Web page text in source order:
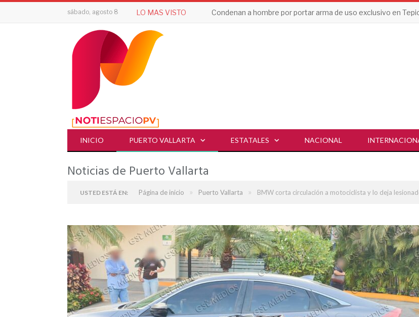
sábado, agosto 8 LO MAS VISTO Condenan a hombre por portar arma de uso exclusivo en
INICIO PUERTO VALLARTA ESTATALES NACIONAL
Noticias de Puerto Vallarta
USTED ESTÁ EN: Página de inicio » Puerto Vallarta » BMW corta circulación a motociclista y lo deja